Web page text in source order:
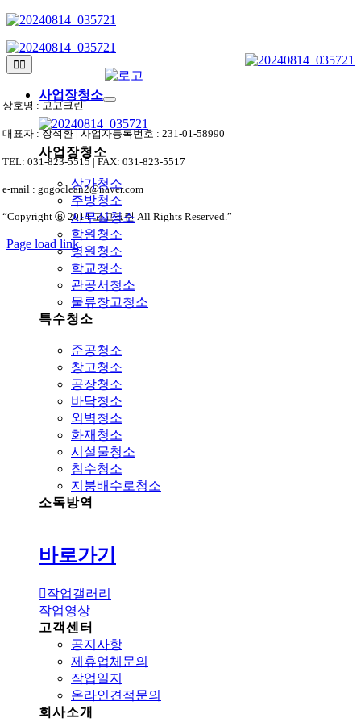
Skip
content
Toggle
Navigation
사업장청소
사업장청소
상가청소
주방청소
사무실청소
학원청소
병원청소
학교청소
관공서청소
물류창고청소
특수청소
준공청소
창고청소
공장청소
바닥청소
외벽청소
화재청소
시설물청소
침수청소
지붕배수로청소
소독방역
바로가기
작업갤러리
작업영상
고객센터
공지사항
제휴업체문의
작업일지
온라인견적문의
회사소개
상호명 : 고고크린
대표자 : 장석환 | 사업자등록번호 : 231-01-58990
TEL: 031-823-5515 | FAX: 031-823-5517
e-mail : gogoclean2@naver.com
“Copyright ⓒ 2014 고고크린 All Rights Reserved.”
Page load link